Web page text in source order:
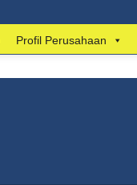
Profil Perusahaan